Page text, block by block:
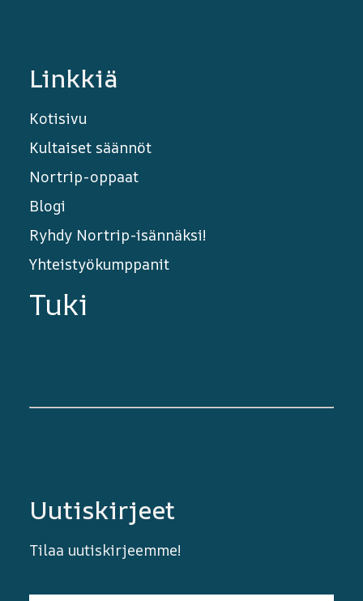
Linkkiä
Kotisivu
Kultaiset säännöt
Nortrip-oppaat
Blogi
Ryhdy Nortrip-isännäksi!
Yhteistyökumppanit
Tuki
Uutiskirjeet
Tilaa uutiskirjeemme!